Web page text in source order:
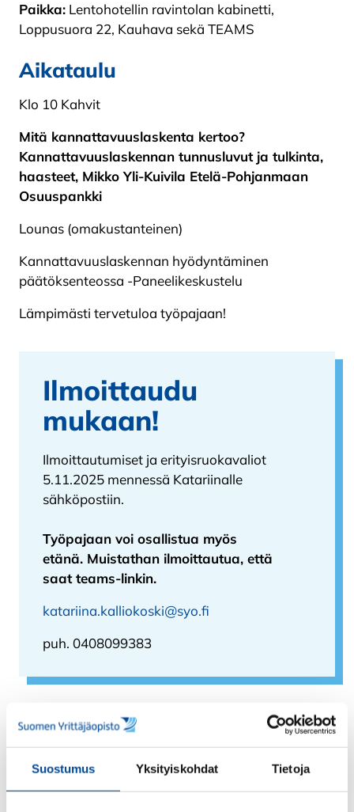
Suostumus Yksityiskohdat Tietoja
Paikka: Lentohotellin ravintolan kabinetti,
Loppusuora 22, Kauhava sekä TEAMS
Aikataulu
Klo 10 Kahvit
Mitä kannattavuuslaskenta kertoo?
Kannattavuuslaskennan tunnusluvut ja tulkinta,
haasteet, Mikko Yli-Kuivila Etelä-Pohjanmaan
Osuuspankki
Lounas (omakustanteinen)
Kannattavuuslaskennan hyödyntäminen
päätöksenteossa -Paneelikeskustelu
Lämpimästi tervetuloa työpajaan!
Ilmoittaudu
mukaan!
Ilmoittautumiset ja erityisruokavaliot
5.11.2025 mennessä Katariinalle
sähköpostiin.
Työpajaan voi osallistua myös
etänä. Muistathan ilmoittautua, että
saat teams-linkin.
katariina.kalliokoski@syo.fi
puh. 0408099383